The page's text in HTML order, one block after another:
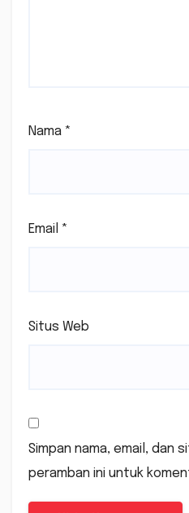
Nama *
Email *
Situs Web
Simpan nama, email, dan
peramban ini untuk